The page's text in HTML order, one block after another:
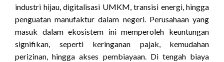
industri hijau, digitalisasi UMKM, transisi energi, hingga
penguatan manufaktur dalam negeri. Perusahaan yang
masuk dalam ekosistem ini memperoleh keuntungan
signifikan, seperti keringanan pajak, kemudahan
perizinan, hingga akses pembiayaan. Di tengah biaya